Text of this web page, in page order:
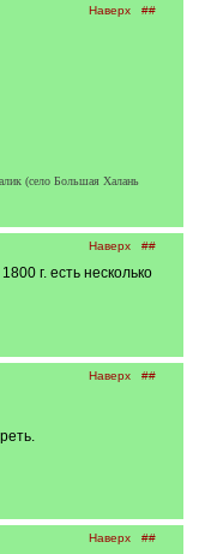
Наверх ##
(село Большая Халань
Наверх ##
г. есть несколько
Наверх ##
Наверх ##